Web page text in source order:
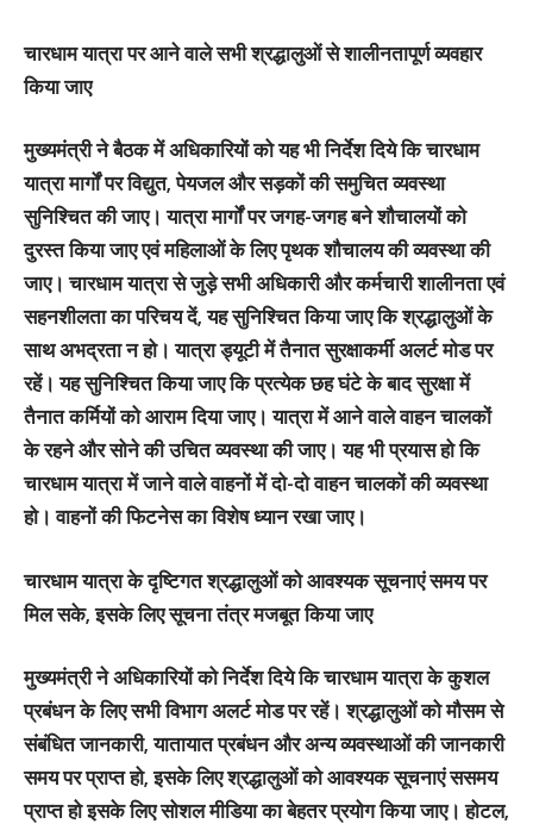
चारधाम यात्रा पर आने वाले सभी श्रद्धालुओं से शालीनतापूर्ण व्यवहार
किया जाए
मुख्यमंत्री ने बैठक में अधिकारियों को यह भी निर्देश दिये कि चारधाम
यात्रा मार्गों पर विद्युत, पेयजल और सड़कों की समुचित व्यवस्था
सुनिश्चित की जाए। यात्रा मार्गों पर जगह-जगह बने शौचालयों को
दुरस्त किया जाए एवं महिलाओं के लिए पृथक शौचालय की व्यवस्था की
जाए। चारधाम यात्रा से जुड़े सभी अधिकारी और कर्मचारी शालीनता एवं
सहनशीलता का परिचय दें, यह सुनिश्चित किया जाए कि श्रद्धालुओं के
साथ अभद्रता न हो। यात्रा ड्यूटी में तैनात सुरक्षाकर्मी अलर्ट मोड पर
रहें। यह सुनिश्चित किया जाए कि प्रत्येक छह घंटे के बाद सुरक्षा में
तैनात कर्मियों को आराम दिया जाए। यात्रा में आने वाले वाहन चालकों
के रहने और सोने की उचित व्यवस्था की जाए। यह भी प्रयास हो कि
चारधाम यात्रा में जाने वाले वाहनों में दो-दो वाहन चालकों की व्यवस्था
हो। वाहनों की फिटनेस का विशेष ध्यान रखा जाए।
चारधाम यात्रा के दृष्टिगत श्रद्धालुओं को आवश्यक सूचनाएं समय पर
मिल सके, इसके लिए सूचना तंत्र मजबूत किया जाए
मुख्यमंत्री ने अधिकारियों को निर्देश दिये कि चारधाम यात्रा के कुशल
प्रबंधन के लिए सभी विभाग अलर्ट मोड पर रहें। श्रद्धालुओं को मौसम से
संबंधित जानकारी, यातायात प्रबंधन और अन्य व्यवस्थाओं की जानकारी
समय पर प्राप्त हो, इसके लिए श्रद्धालुओं को आवश्यक सूचनाएं ससमय
प्राप्त हो इसके लिए सोशल मीडिया का बेहतर प्रयोग किया जाए। होटल,